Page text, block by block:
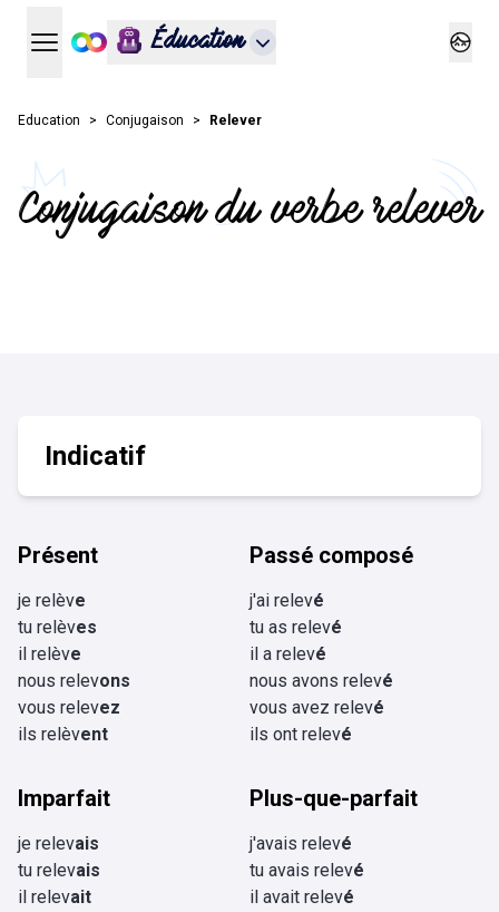
Ouvrir le menu principal
Éducation
Education Conjugaison Relever
Conjugaison du verbe relever
Indicatif
Présent
je relève
tu relèves
il relève
nous relevons
vous relevez
ils relèvent
Passé composé
j'ai relevé
tu as relevé
il a relevé
nous avons relevé
vous avez relevé
ils ont relevé
Imparfait
je relevais
tu relevais
il relevait
Plus-que-parfait
j'avais relevé
tu avais relevé
il avait relevé